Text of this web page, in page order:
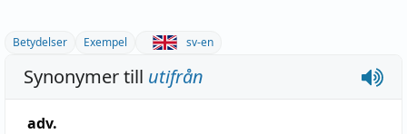
Betydelser Exempel sv-en
Synonymer till utifrån
adv.